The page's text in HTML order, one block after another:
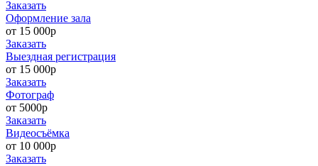
Заказать
Оформление зала
от 15 000р
Заказать
Выездная регистрация
от 15 000р
Заказать
Фотограф
от 5000р
Заказать
Видеосъёмка
от 10 000р
Заказать